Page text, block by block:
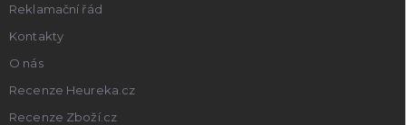
Reklamační řád
Kontakty
O nás
Recenze Heureka.cz
Recenze Zboží.cz